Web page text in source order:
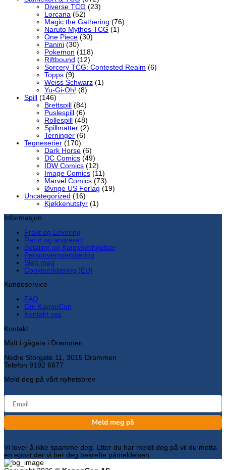
Diverse TCG (23)
Lorcana (52)
Magic the Gathering (76)
Naruto Mythos TCG (1)
One Piece (30)
Panini (30)
Pokemon (118)
Riftbound (12)
Sorcery TCG: Contested Realm (6)
Topps (9)
Weiss Schwarz (1)
Yu-Gi-Oh! (8)
Spill (146)
Brettspill (84)
Puslespill (6)
Rollespill (48)
Spillmatter (2)
Terninger (6)
Tegneserier (170)
Dark Horse (6)
DC Comics (49)
IDW Comics (12)
Image Comics (11)
Marvel Comics (73)
Øvrige US Forlag (19)
Uncategorized (16)
Kjøkkenutstyr (1)
Informasjon
Frakt og Levering
Retur og angrerett
Betaling og Kjøpsbetingelser
Personvernserklæring
Slett meg
Cookieerklæring (EU)
Kundeservice
FAQ
Om KanonCon
Kontakt oss
Kontakt
Midt i gågata i Drammen
Nedre Storgate 11, 3015 Drammen
Telefon 9192 6677
Meld deg på vårt nyhetsbrev
email
Meld meg på
Vi lover å ikke spamme deg. Etter du har meldt deg på vil du motta
en epost der vi ber deg bekrefte påmeldelsen.